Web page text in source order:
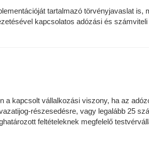
tartalmazó törvényjavaslat is,
kapcsolatos adózási és
a kapcsolt vállalkozási viszony, ha az
részesedésre, vagy legalább 25
feltételeknek megfelelő